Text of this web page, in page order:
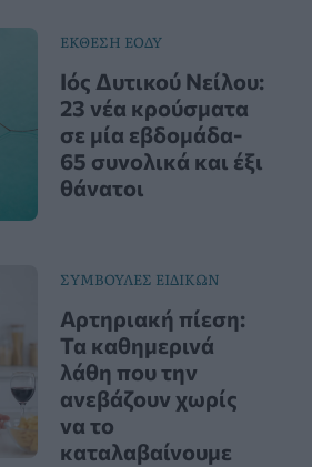
ΕΚΘΕΣΗ ΕΟΔΥ
Ιός Δυτικού Νείλου:
23 νέα κρούσματα
σε μία εβδομάδα-
65 συνολικά και έξι
θάνατοι
ΣΥΜΒΟΥΛΕΣ ΕΙΔΙΚΩΝ
Αρτηριακή πίεση:
Τα καθημερινά
λάθη που την
ανεβάζουν χωρίς
να το
καταλαβαίνουμε